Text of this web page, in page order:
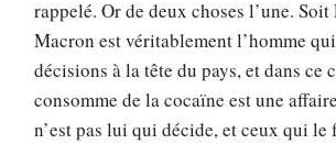
rappelé. Or de deux choses l’une. Soit
Macron est véritablement l’homme
décisions à la tête du pays, et dans ce
consomme de la cocaïne est une
n’est pas lui qui décide, et ceux qui le